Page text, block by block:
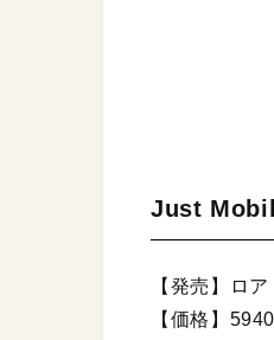
Just
【発売】ロ
【価格】